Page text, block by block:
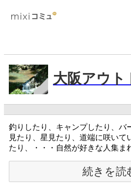
大阪アウト
釣りしたり、キャンプしたり、バ
見たり、星見たり、道端に咲いて
たり、・・・自然が好きな人集ま
続きを読